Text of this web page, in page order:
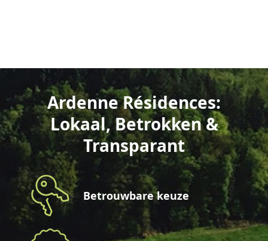
Ardenne Résidences:
Lokaal, Betrokken &
Transparant
Betrouwbare keuze